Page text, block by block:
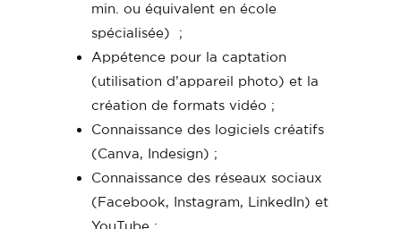
min. ou équivalent en école
spécialisée) ;
Appétence pour la captation
(utilisation d’appareil photo) et la
création de formats vidéo ;
Connaissance des logiciels créatifs
(Canva, Indesign) ;
Connaissance des réseaux sociaux
(Facebook, Instagram, LinkedIn) et